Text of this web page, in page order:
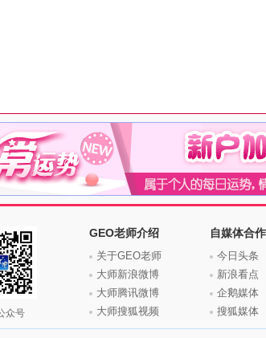
众号
GEO老师介绍
关于GEO老师
大师新浪微博
大师腾讯微博
大师搜狐视频
自媒体合作
今日头条
新浪看点
企鹅媒体
搜狐媒体